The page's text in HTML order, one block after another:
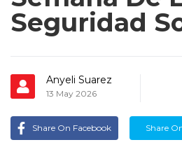
Seguridad
Anyeli Suarez
13 May 2026
Share On Facebook Share